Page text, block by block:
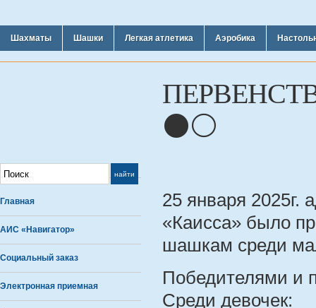
Шахматы Шашки Легкая атлетика Аэробика
⚫️⚪️
Главная
АИС «Навигатор»
Социальный заказ
Электронная приемная
25 января 2025г.
«Каисса» было
шашкам среди
Победителями и
Среди девочек: